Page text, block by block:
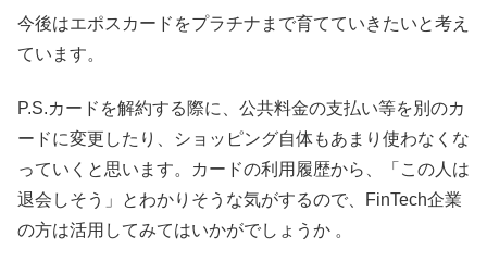
今後はエポスカードをプラチナまで育てていきたいと考え
ています。
P.S.カードを解約する際に、公共料金の支払い等を別のカ
ードに変更したり、ショッピング自体もあまり使わなくな
っていくと思います。カードの利用履歴から、「この人は
退会しそう」とわかりそうな気がするので、FinTech企業
の方は活用してみてはいかがでしょうか 。